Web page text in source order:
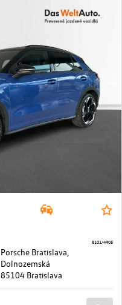
Porsche Bratislava,
Dolnozemská
85104 Bratislava
8101/4905